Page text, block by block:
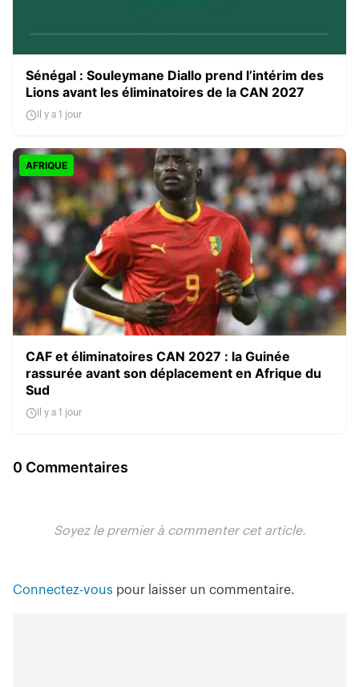
Sénégal : Souleymane Diallo prend l’intérim des
Lions avant les éliminatoires de la CAN 2027
Il y a 1 jour
AFRIQUE
CAF et éliminatoires CAN 2027 : la Guinée
rassurée avant son déplacement en Afrique du
Sud
Il y a 1 jour
0 Commentaires
Soyez le premier à commenter cet article.
Connectez-vous pour laisser un commentaire.